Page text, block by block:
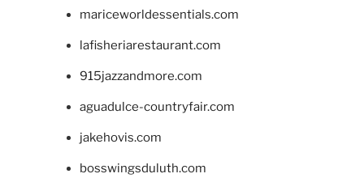
mariceworldessentials.com
lafisheriarestaurant.com
915jazzandmore.com
aguadulce-countryfair.com
jakehovis.com
bosswingsduluth.com